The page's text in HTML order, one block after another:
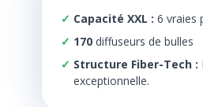
Capacité XXL : 6 vraies
170diffuseurs de bulles
Structure Fiber-Tech :
exceptionnelle.